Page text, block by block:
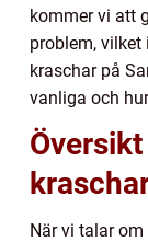
kommer vi att
problem, vilket
kraschar på
vanliga och
När vi talar om